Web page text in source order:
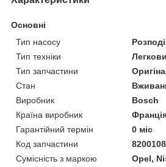
Основні
Тип насосу
Тип техніки
Тип запчастини
Стан
Виробник
Bosch
Країна виробник
Гарантійний термін
0 міс
Код запчастини
Сумісність з маркою
Opel,